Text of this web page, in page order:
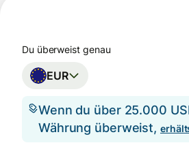
Du überweist genau
EUR
Wenn du über 25.000
Währung überweist,